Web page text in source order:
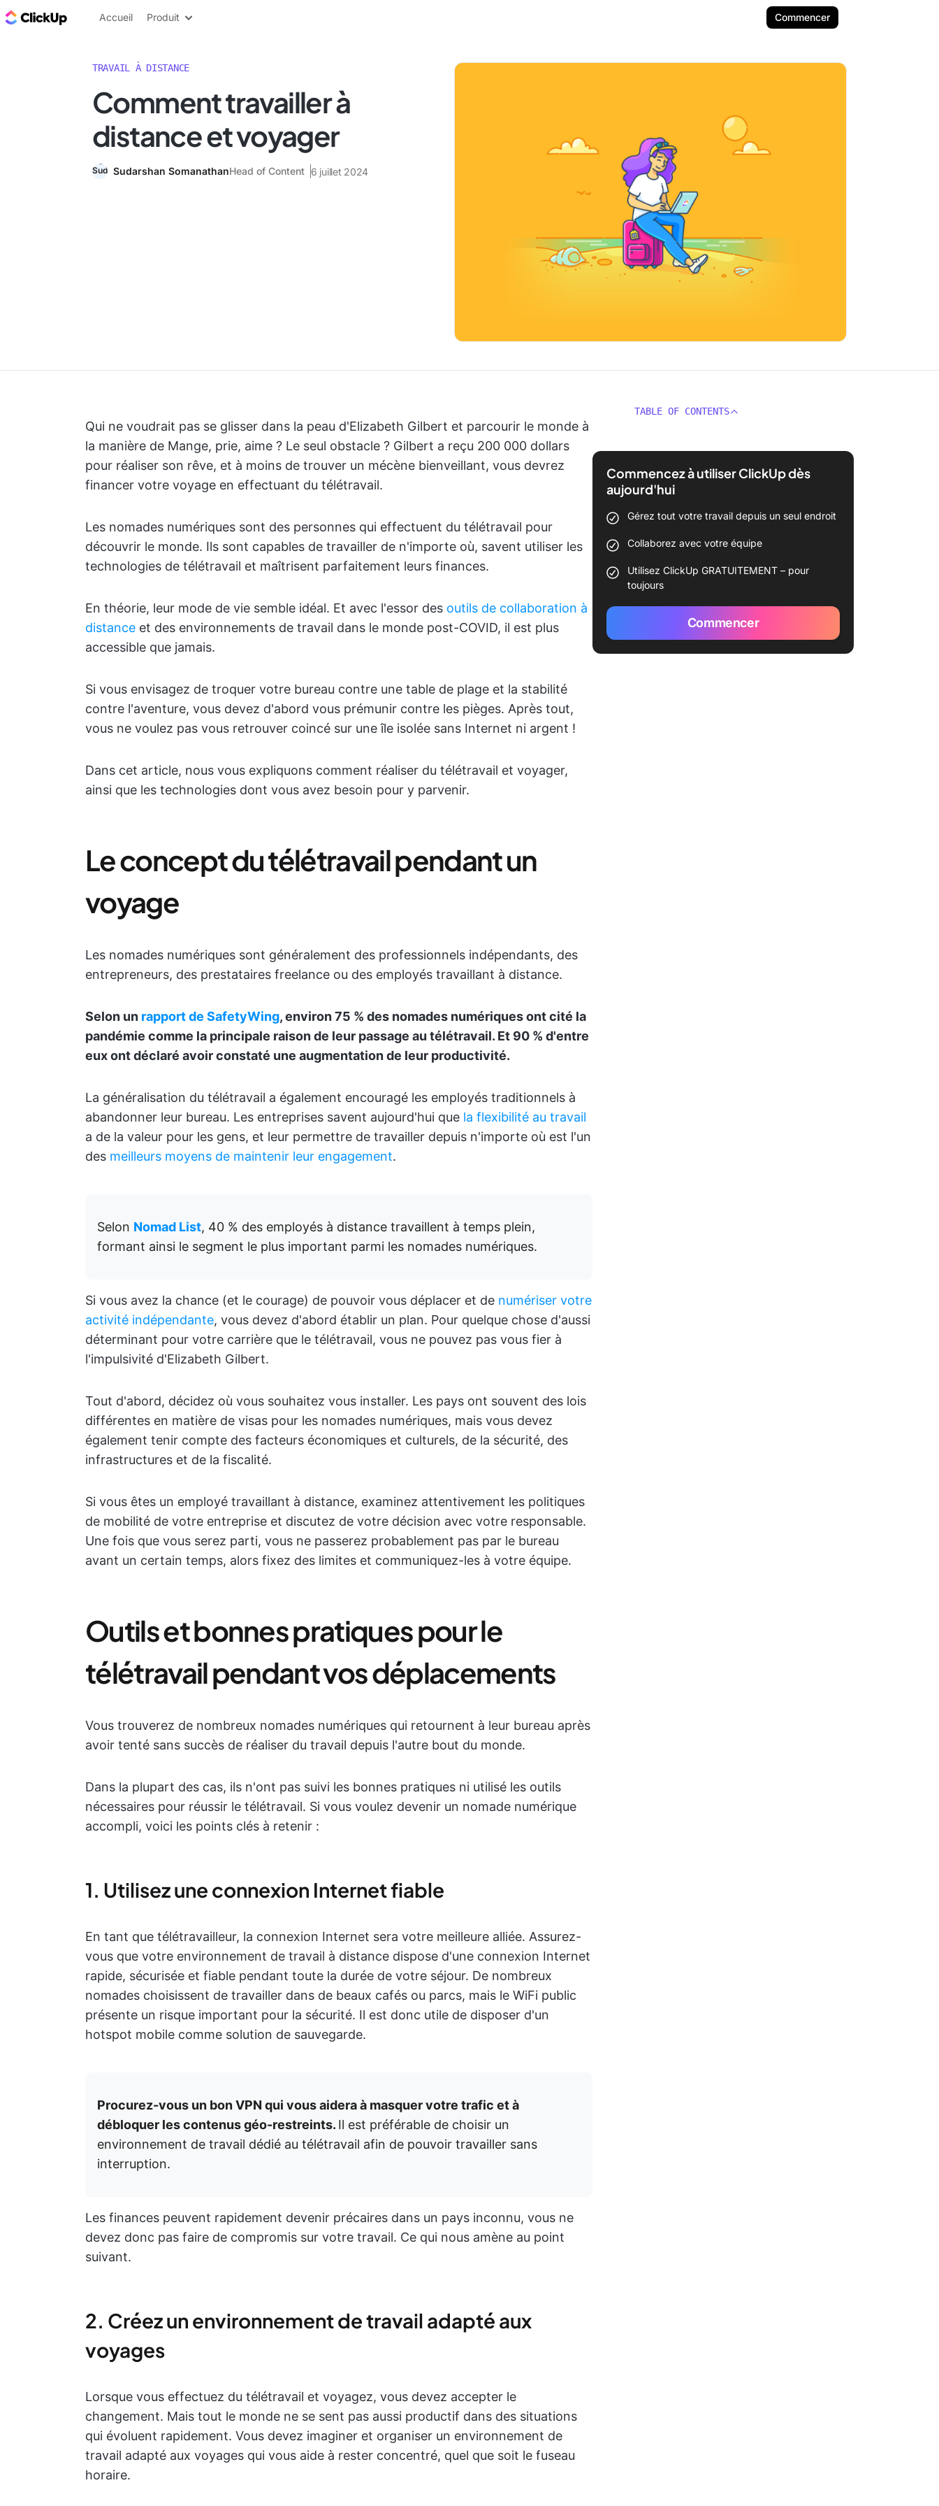
ClickUp Blog
Accueil Produit Commencer
TRAVAIL À DISTANCE
Comment travailler à
distance et voyager
Sudarshan SomanathanHead of Content 6 juillet 2024
Qui ne voudrait pas se glisser dans la peau d'Elizabeth Gilbert et parcourir le monde à
la manière de Mange, prie, aime ? Le seul obstacle ? Gilbert a reçu 200 000 dollars
pour réaliser son rêve, et à moins de trouver un mécène bienveillant, vous devrez
financer votre voyage en effectuant du télétravail.
Les nomades numériques sont des personnes qui effectuent du télétravail pour
découvrir le monde. Ils sont capables de travailler de n'importe où, savent utiliser les
technologies de télétravail et maîtrisent parfaitement leurs finances.
En théorie, leur mode de vie semble idéal. Et avec l'essor des outils de collaboration à
distance et des environnements de travail dans le monde post-COVID, il est plus
accessible que jamais.
Si vous envisagez de troquer votre bureau contre une table de plage et la stabilité
contre l'aventure, vous devez d'abord vous prémunir contre les pièges. Après tout,
vous ne voulez pas vous retrouver coincé sur une île isolée sans Internet ni argent !
Dans cet article, nous vous expliquons comment réaliser du télétravail et voyager,
ainsi que les technologies dont vous avez besoin pour y parvenir.
Le concept du télétravail pendant un
voyage
Les nomades numériques sont généralement des professionnels indépendants, des
entrepreneurs, des prestataires freelance ou des employés travaillant à distance.
Selon un rapport de SafetyWing, environ 75 % des nomades numériques ont cité la
pandémie comme la principale raison de leur passage au télétravail. Et 90 % d'entre
eux ont déclaré avoir constaté une augmentation de leur productivité.
La généralisation du télétravail a également encouragé les employés traditionnels à
abandonner leur bureau. Les entreprises savent aujourd'hui que la flexibilité au travail
a de la valeur pour les gens, et leur permettre de travailler depuis n'importe où est l'un
des meilleurs moyens de maintenir leur engagement.
Selon Nomad List, 40 % des employés à distance travaillent à temps plein,
formant ainsi le segment le plus important parmi les nomades numériques.
Si vous avez la chance (et le courage) de pouvoir vous déplacer et de numériser votre
activité indépendante, vous devez d'abord établir un plan. Pour quelque chose d'aussi
déterminant pour votre carrière que le télétravail, vous ne pouvez pas vous fier à
l'impulsivité d'Elizabeth Gilbert.
Tout d'abord, décidez où vous souhaitez vous installer. Les pays ont souvent des lois
différentes en matière de visas pour les nomades numériques, mais vous devez
également tenir compte des facteurs économiques et culturels, de la sécurité, des
infrastructures et de la fiscalité.
Si vous êtes un employé travaillant à distance, examinez attentivement les politiques
de mobilité de votre entreprise et discutez de votre décision avec votre responsable.
Une fois que vous serez parti, vous ne passerez probablement pas par le bureau
avant un certain temps, alors fixez des limites et communiquez-les à votre équipe.
Outils et bonnes pratiques pour le
télétravail pendant vos déplacements
Vous trouverez de nombreux nomades numériques qui retournent à leur bureau après
avoir tenté sans succès de réaliser du travail depuis l'autre bout du monde.
Dans la plupart des cas, ils n'ont pas suivi les bonnes pratiques ni utilisé les outils
nécessaires pour réussir le télétravail. Si vous voulez devenir un nomade numérique
accompli, voici les points clés à retenir :
1. Utilisez une connexion Internet fiable
En tant que télétravailleur, la connexion Internet sera votre meilleure alliée. Assurez-
vous que votre environnement de travail à distance dispose d'une connexion Internet
rapide, sécurisée et fiable pendant toute la durée de votre séjour. De nombreux
nomades choisissent de travailler dans de beaux cafés ou parcs, mais le WiFi public
présente un risque important pour la sécurité. Il est donc utile de disposer d'un
hotspot mobile comme solution de sauvegarde.
Procurez-vous un bon VPN qui vous aidera à masquer votre trafic et à
débloquer les contenus géo-restreints. Il est préférable de choisir un
environnement de travail dédié au télétravail afin de pouvoir travailler sans
interruption.
Les finances peuvent rapidement devenir précaires dans un pays inconnu, vous ne
devez donc pas faire de compromis sur votre travail. Ce qui nous amène au point
suivant.
2. Créez un environnement de travail adapté aux
voyages
Lorsque vous effectuez du télétravail et voyagez, vous devez accepter le
changement. Mais tout le monde ne se sent pas aussi productif dans des situations
qui évoluent rapidement. Vous devez imaginer et organiser un environnement de
travail adapté aux voyages qui vous aide à rester concentré, quel que soit le fuseau
horaire.
TABLE OF CONTENTS
Commencez à utiliser ClickUp dès
aujourd'hui
Gérez tout votre travail depuis un seul endroit
Collaborez avec votre équipe
Utilisez ClickUp GRATUITEMENT – pour
toujours
Commencer